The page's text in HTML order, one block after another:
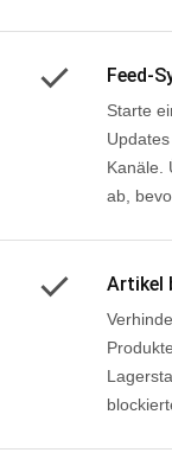
Feed-
Starte
Kanäle.
ab,
Artikel